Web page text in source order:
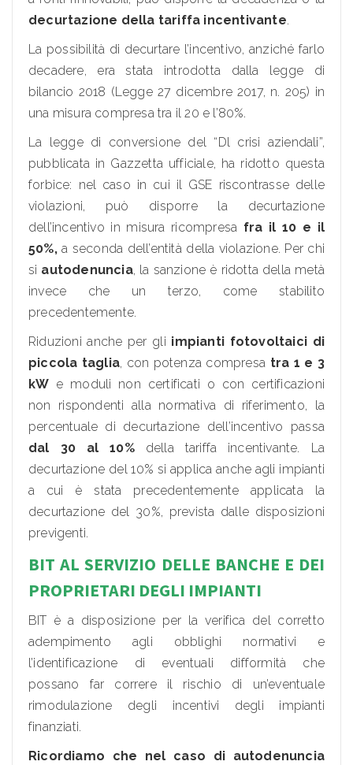
decurtazione della tariffa incentivante.
La possibilità di decurtare l’incentivo, anziché farlo
decadere, era stata introdotta dalla legge di
bilancio 2018 (Legge 27 dicembre 2017, n. 205) in
una misura compresa tra il 20 e l’80%.
La legge di conversione del “Dl crisi aziendali”,
pubblicata in Gazzetta ufficiale, ha ridotto questa
forbice: nel caso in cui il GSE riscontrasse delle
violazioni, può disporre la decurtazione
dell’incentivo in misura ricompresa fra il 10 e il
50%,a seconda dell’entità della violazione. Per chi
si autodenuncia, la sanzione è ridotta della metà
invece che un terzo, come stabilito
precedentemente.
Riduzioni anche per gli impianti fotovoltaici di
piccola taglia, con potenza compresa tra 1 e 3
kW e moduli non certificati o con certificazioni
non rispondenti alla normativa di riferimento, la
percentuale di decurtazione dell’incentivo passa
dal 30 al 10%della tariffa incentivante. La
decurtazione del 10% si applica anche agli impianti
a cui è stata precedentemente applicata la
decurtazione del 30%, prevista dalle disposizioni
previgenti.
BIT AL SERVIZIO DELLE BANCHE E DEI
PROPRIETARI DEGLI IMPIANTI
BIT è a disposizione per la verifica del corretto
adempimento agli obblighi normativi e
l’identificazione di eventuali difformità che
possano far correre il rischio di un’eventuale
rimodulazione degli incentivi degli impianti
finanziati.
Ricordiamo che nel caso di autodenuncia